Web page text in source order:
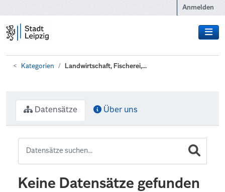
Anmelden
Kategorien Landwirtschaft, Fischerei,...
Datensätze Über uns
Keine Datensätze gefunden